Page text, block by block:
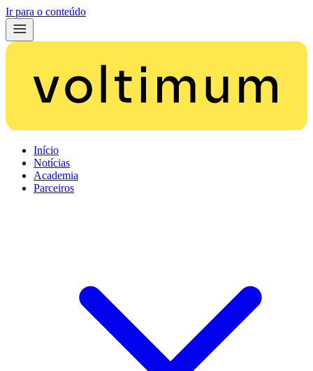
Ir para o conteúdo
Início
Notícias
Academia
Parceiros